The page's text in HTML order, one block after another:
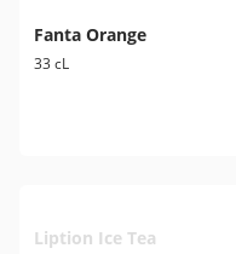
Fanta Orange
33 cL
Liption Ice Tea